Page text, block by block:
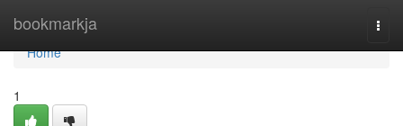
bookmarkja
Home
Home
1